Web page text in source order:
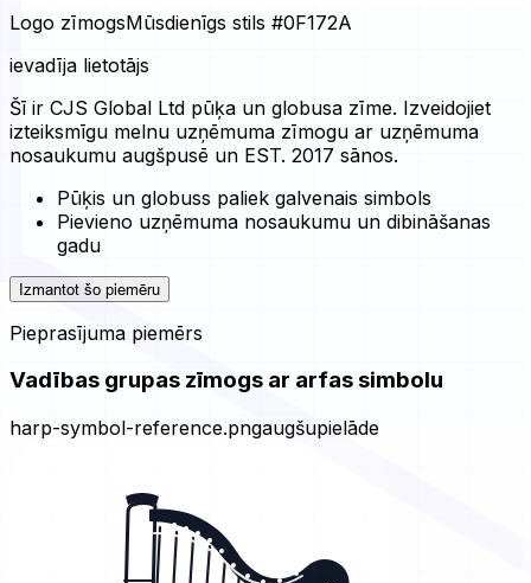
Logo zīmogsMūsdienīgs stils #0F172A
ievadīja lietotājs
Šī ir CJS Global Ltd pūķa un globusa zīme. Izveidojiet
izteiksmīgu melnu uzņēmuma zīmogu ar uzņēmuma
nosaukumu augšpusē un EST. 2017 sānos.
Pūķis un globuss paliek galvenais simbols
Pievieno uzņēmuma nosaukumu un dibināšanas
gadu
Izmantot šo piemēru
Pieprasījuma piemērs
Vadības grupas zīmogs ar arfas simbolu
harp-symbol-reference.pngaugšupielāde